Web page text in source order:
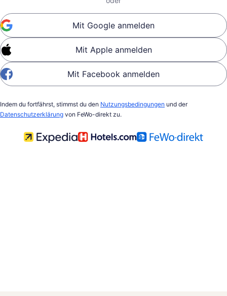
Mit Google anmelden
Mit Apple anmelden
Mit Facebook anmelden
Indem du fortfährst, stimmst du den Nutzungsbedingungen und der
Datenschutzerklärung von FeWo-direkt zu.